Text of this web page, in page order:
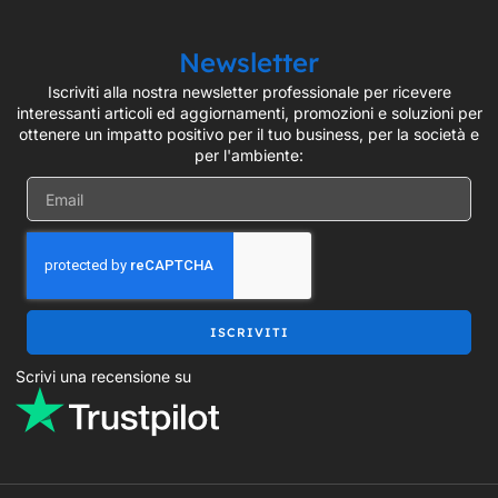
Newsletter
Iscriviti alla nostra newsletter professionale per ricevere
interessanti articoli ed aggiornamenti, promozioni e soluzioni per
ottenere un impatto positivo per il tuo business, per la società e
per l'ambiente:
ISCRIVITI
Scrivi una recensione su